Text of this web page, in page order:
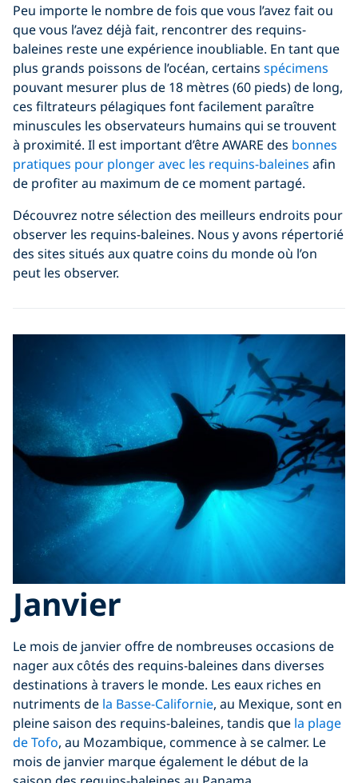
Peu importe le nombre de fois que vous l’avez fait ou
que vous l’avez déjà fait, rencontrer des requins-
baleines reste une expérience inoubliable. En tant que
plus grands poissons de l’océan, certains spécimens
pouvant mesurer plus de 18 mètres (60 pieds) de long,
ces filtrateurs pélagiques font facilement paraître
minuscules les observateurs humains qui se trouvent
à proximité. Il est important d’être AWARE des bonnes
pratiques pour plonger avec les requins-baleines afin
de profiter au maximum de ce moment partagé.
Découvrez notre sélection des meilleurs endroits pour
observer les requins-baleines. Nous y avons répertorié
des sites situés aux quatre coins du monde où l’on
peut les observer.
Janvier
Le mois de janvier offre de nombreuses occasions de
nager aux côtés des requins-baleines dans diverses
destinations à travers le monde. Les eaux riches en
nutriments de la Basse-Californie, au Mexique, sont en
pleine saison des requins-baleines, tandis que la plage
de Tofo, au Mozambique, commence à se calmer. Le
mois de janvier marque également le début de la